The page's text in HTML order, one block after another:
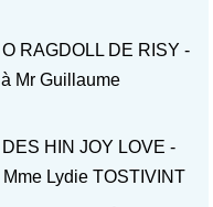
RAGDOLL DE RISY -
Mr Guillaume
HIN JOY LOVE -
Lydie TOSTIVINT